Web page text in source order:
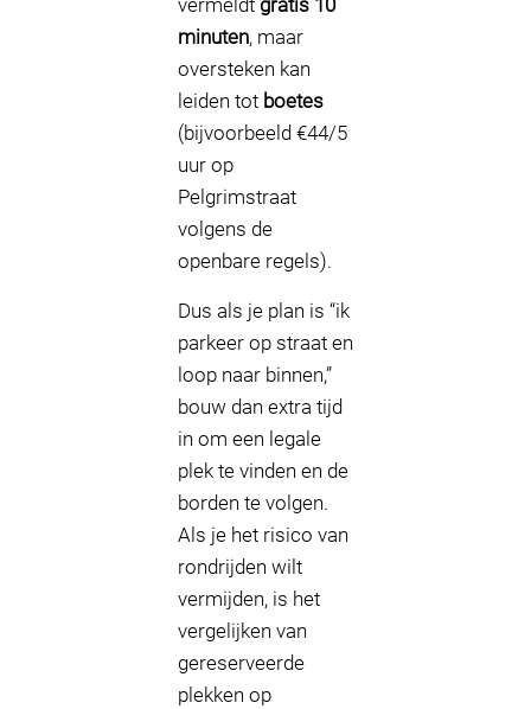
vermeldt gratis 10
minuten, maar
oversteken kan
leiden tot boetes
(bijvoorbeeld €44/5
uur op
Pelgrimstraat
volgens de
openbare regels).
Dus als je plan is “ik
parkeer op straat en
loop naar binnen,”
bouw dan extra tijd
in om een legale
plek te vinden en de
borden te volgen.
Als je het risico van
rondrijden wilt
vermijden, is het
vergelijken van
gereserveerde
plekken op